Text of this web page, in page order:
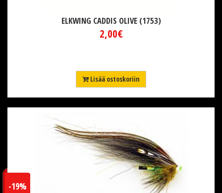
ELKWING CADDIS OLIVE (1753)
2,00€
Lisää ostoskoriin
-19%